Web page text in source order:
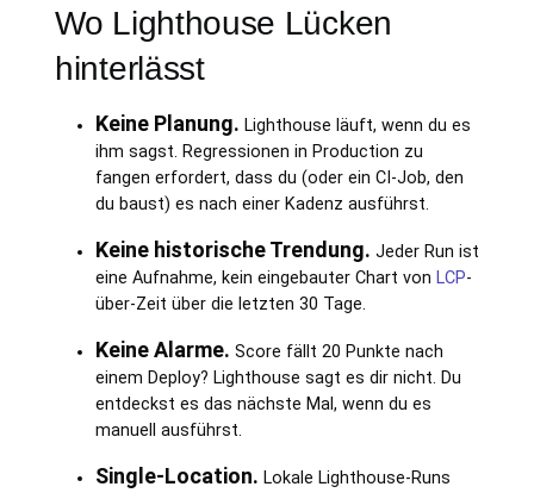
Wo Lighthouse Lücken
hinterlässt
Keine Planung. Lighthouse läuft, wenn du es
ihm sagst. Regressionen in Production zu
fangen erfordert, dass du (oder ein CI-Job, den
du baust) es nach einer Kadenz ausführst.
Keine historische Trendung. Jeder Run ist
eine Aufnahme, kein eingebauter Chart von LCP-
über-Zeit über die letzten 30 Tage.
Keine Alarme. Score fällt 20 Punkte nach
einem Deploy? Lighthouse sagt es dir nicht. Du
entdeckst es das nächste Mal, wenn du es
manuell ausführst.
Single-Location. Lokale Lighthouse-Runs